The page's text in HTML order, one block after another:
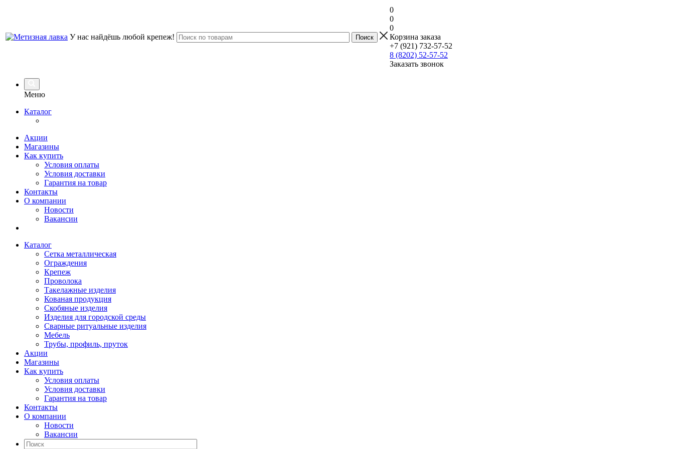
У нас найдёшь любой крепеж!
0
0
0
Корзина заказа
+7 (921) 732-57-52
8 (8202) 52-57-52
Заказать звонок
Меню
Каталог
Акции
Магазины
Как купить
Условия оплаты
Условия доставки
Гарантия на товар
Контакты
О компании
Новости
Вакансии
Каталог
Сетка металлическая
Ограждения
Крепеж
Проволока
Такелажные изделия
Кованая продукция
Скобяные изделия
Изделия для городской среды
Сварные ритуальные изделия
Мебель
Трубы, профиль, пруток
Акции
Магазины
Как купить
Условия оплаты
Условия доставки
Гарантия на товар
Контакты
О компании
Новости
Вакансии